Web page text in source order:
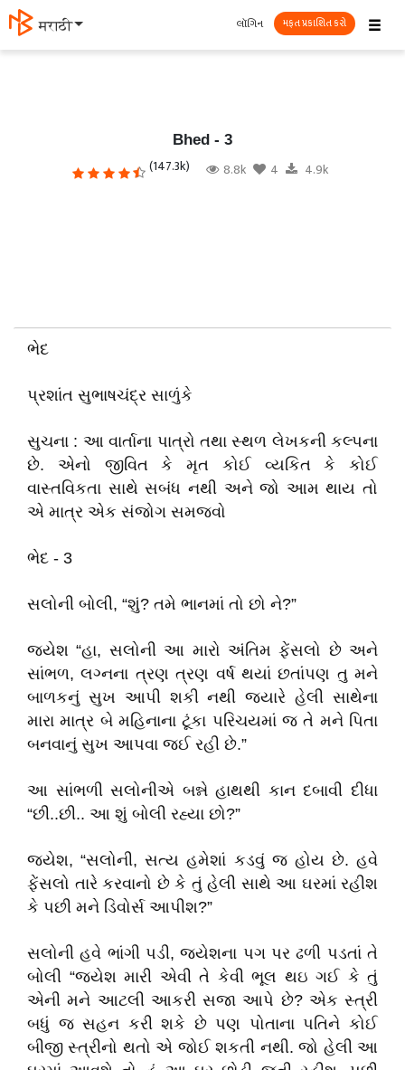
मराठी ☰
લૉગિન મફત પ્રકાશિત કરો
Bhed - 3
(147.3k) 8.8k 4 4.9k
ભેદ
પ્રશાંત સુભાષચંદ્ર સાળુંકે
સુચના : આ વાર્તાના પાત્રો તથા સ્થળ લેખકની કલ્પના
છે. એનો જીવિત કે મૃત કોઈ વ્યકિત કે કોઈ
વાસ્તવિકતા સાથે સબંધ નથી અને જો આમ થાય તો
એ માત્ર એક સંજોગ સમજવો
ભેદ - 3
સલોની બોલી, “શું? તમે ભાનમાં તો છો ને?”
જયેશ “હા, સલોની આ મારો અંતિમ ફેંસલો છે અને
સાંભળ, લગ્નના ત્રણ ત્રણ વર્ષ થયાં છતાંપણ તુ મને
બાળકનું સુખ આપી શકી નથી જયારે હેલી સાથેના
મારા માત્ર બે મહિનાના ટૂંકા પરિચયમાં જ તે મને પિતા
બનવાનું સુખ આપવા જઈ રહી છે.”
આ સાંભળી સલોનીએ બન્ને હાથથી કાન દબાવી દીધા
“છી..છી.. આ શું બોલી રહ્યા છો?”
જયેશ, “સલોની, સત્ય હમેશાં કડવું જ હોય છે. હવે
ફેંસલો તારે કરવાનો છે કે તું હેલી સાથે આ ઘરમાં રહીશ
કે પછી મને ડિવોર્સ આપીશ?”
સલોની હવે ભાંગી પડી, જયેશના પગ પર ઢળી પડતાં તે
બોલી “જયેશ મારી એવી તે કેવી ભૂલ થઇ ગઈ કે તું
એની મને આટલી આકરી સજા આપે છે? એક સ્ત્રી
બધું જ સહન કરી શકે છે પણ પોતાના પતિને કોઈ
બીજી સ્ત્રીનો થતો એ જોઈ શકતી નથી. જો હેલી આ